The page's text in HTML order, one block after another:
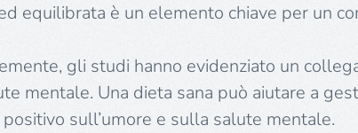
equilibrata è un elemento chiave per un
gli studi hanno evidenziato un
mentale. Una dieta sana può aiutare a
sull’umore e sulla salute mentale.